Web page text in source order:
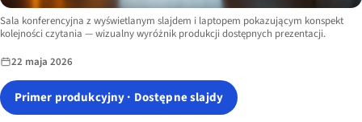
Image description:
Sala konferencyjna z wyświetlanym slajdem i laptopem pokazującym konspekt
kolejności czytania — wizualny wyróżnik produkcji dostępnych prezentacji.
22 maja 2026
Primer produkcyjny · Dostępne slajdy